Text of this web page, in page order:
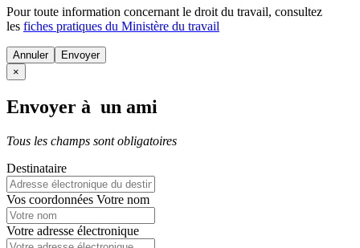
Pour toute information concernant le droit du travail, consultez
les fiches pratiques du Ministère du travail
Annuler
×
Envoyer à un ami
Tous les champs sont obligatoires
Destinataire
Vos coordonnées Votre nom
Votre adresse électronique